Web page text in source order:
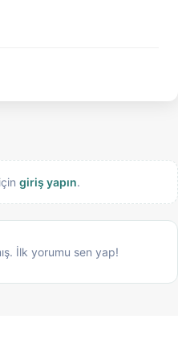
giriş yapın.
İlk yorumu sen yap!